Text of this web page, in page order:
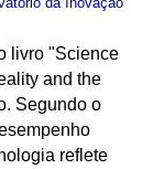
livro "Science
and the
Segundo o
reflete